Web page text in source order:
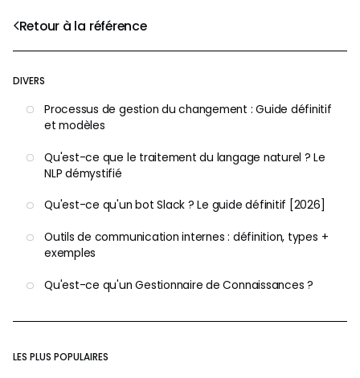
Retour à la référence
DIVERS
Processus de gestion du changement : Guide définitif
et modèles
Qu'est-ce que le traitement du langage naturel ? Le
NLP démystifié
Qu'est-ce qu'un bot Slack ? Le guide définitif [2026]
Outils de communication internes : définition, types +
exemples
Qu'est-ce qu'un Gestionnaire de Connaissances ?
LES PLUS POPULAIRES